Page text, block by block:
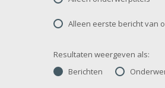
Alleen eerste bericht van
Resultaten weergeven als:
Berichten